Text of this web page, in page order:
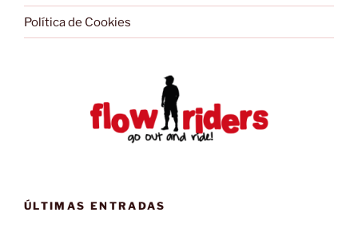
Política de Cookies
ÚLTIMAS ENTRADAS